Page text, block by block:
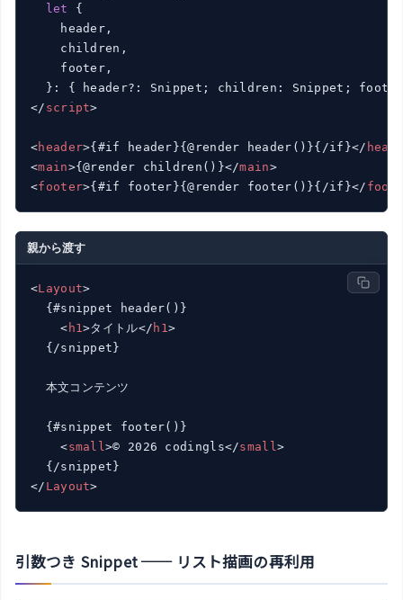
let
{
    header,
    children,
    footer,
</ script>
<header>{#if header}{@render header()}{/if}</
<main>{@render children()}</main>
<footer>{#if footer}{@render footer()}{/if}</
親から渡す
<Layout>
  {#snippet header()}
< h1>タイトル</ h1 >
  {/snippet}
  本文コンテンツ
  {#snippet footer()}
<small>© 2026 codingls</small >
</ Layout>
引数つき Snippet ── リスト描画の再利用